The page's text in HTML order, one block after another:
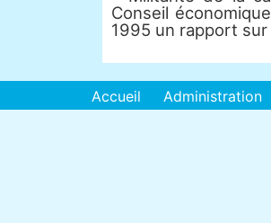
Conseil
1995 un rapport
Accueil Administration